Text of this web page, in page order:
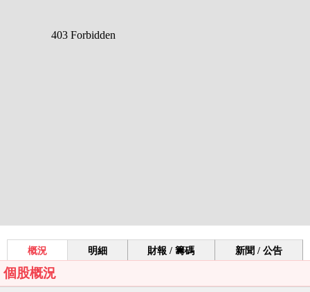
概況 明細 財報 / 籌碼 新聞 / 公告
個股概況